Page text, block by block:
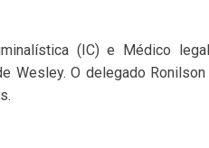
(IC) e Médico
Wesley. O delegado